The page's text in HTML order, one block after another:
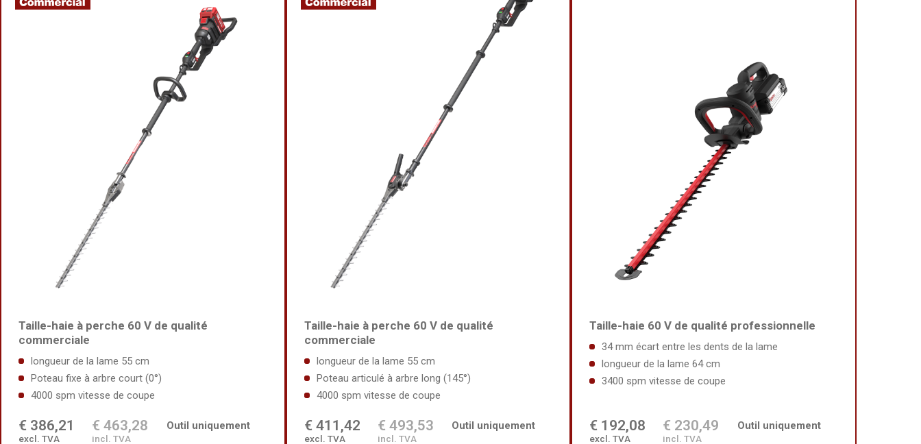
Taille-haie à perche 60 V de qualité
commerciale
longueur de la lame 55 cm
Poteau fixe à arbre court (0°)
4000 spm vitesse de coupe
€ 386,21
excl. TVA
€ 463,28
incl. TVA
Outil uniquement
Taille-haie à perche 60 V de qualité
commerciale
longueur de la lame 55 cm
Poteau articulé à arbre long (145°)
4000 spm vitesse de coupe
€ 411,42
excl. TVA
€ 493,53
incl. TVA
Outil uniquement
Taille-haie 60 V de qualité professionnelle
34 mm écart entre les dents de la lame
longueur de la lame 64 cm
3400 spm vitesse de coupe
€ 192,08
excl. TVA
€ 230,49
incl. TVA
Outil uniquement